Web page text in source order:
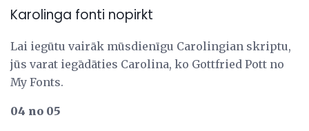
Karolinga fonti nopirkt
Lai iegūtu vairāk mūsdienīgu Carolingian skriptu,
jūs varat iegādāties Carolina, ko Gottfried Pott no
My Fonts.
04 no 05